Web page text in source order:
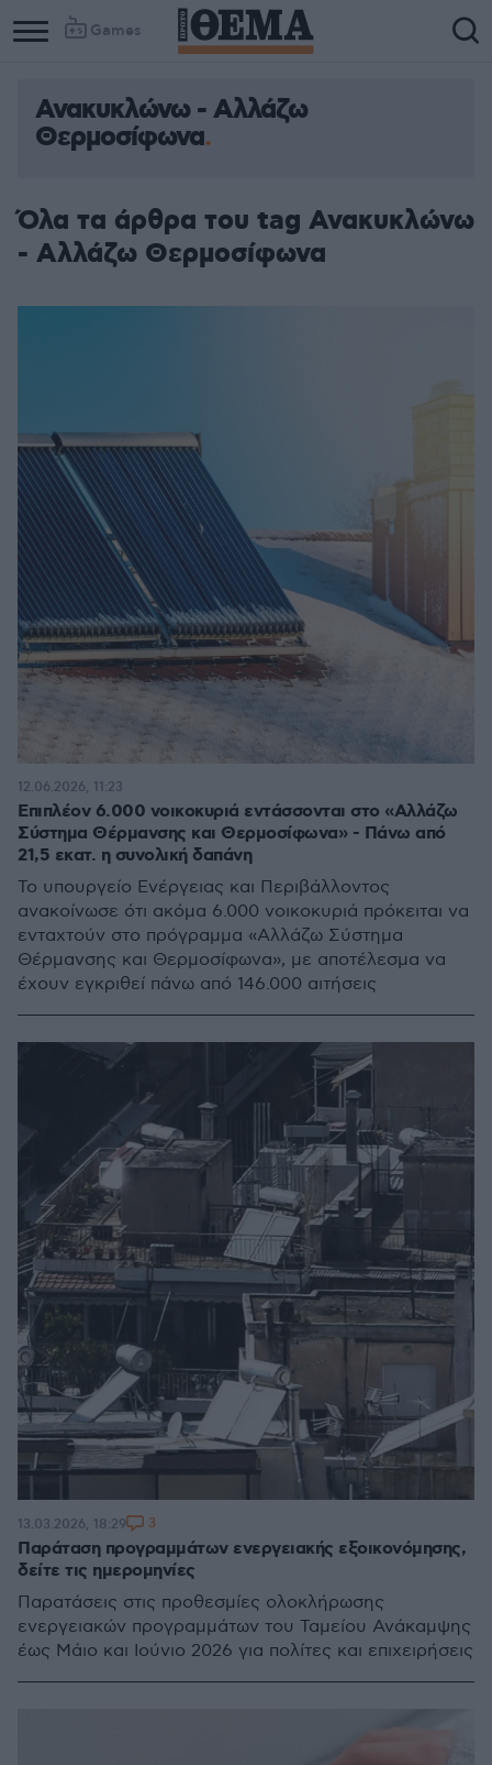
Games
Ανακυκλώνω - Αλλάζω
Θερμοσίφωνα
Όλα τα άρθρα του tag Ανακυκλώνω
- Αλλάζω Θερμοσίφωνα
Επιπλέον 6.000 νοικοκυριά εντάσσονται στο «Αλλάζω
Σύστημα Θέρμανσης και Θερμοσίφωνα» - Πάνω από
21,5 εκατ. η συνολική δαπάνη
Το υπουργείο Ενέργειας και Περιβάλλοντος
ανακοίνωσε ότι ακόμα 6.000 νοικοκυριά πρόκειται να
ενταχτούν στο πρόγραμμα «Αλλάζω Σύστημα
Θέρμανσης και Θερμοσίφωνα», με αποτέλεσμα να
έχουν εγκριθεί πάνω από 146.000 αιτήσεις
12.06.2026, 11:23
Παράταση προγραμμάτων ενεργειακής εξοικονόμησης,
δείτε τις ημερομηνίες
Παρατάσεις στις προθεσμίες ολοκλήρωσης
ενεργειακών προγραμμάτων του Ταμείου Ανάκαμψης
έως Μάιο και Ιούνιο 2026 για πολίτες και επιχειρήσεις
13.03.2026, 18:29 3